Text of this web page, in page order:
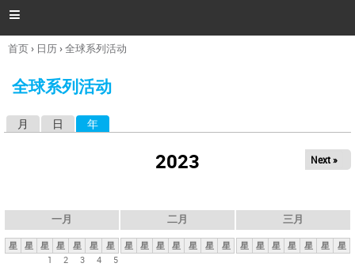

你
这
首页› 日历›全球系列活动
全球系列活动
月 日 年
2023 Next »
一月
星 星 星 星 星 星
星
1
2 3 4
5
二月
星 星 星 星 星 星 星
三月
星 星 星 星 星 星 星